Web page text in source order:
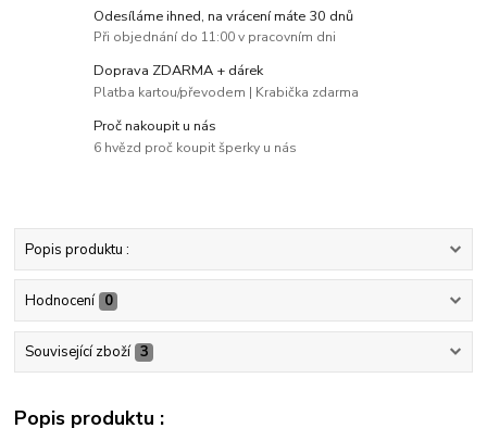
Odesíláme ihned, na vrácení máte 30 dnů
Při objednání do 11:00 v pracovním dni
Doprava ZDARMA + dárek
Platba kartou/převodem | Krabička zdarma
Proč nakoupit u nás
6 hvězd proč koupit šperky u nás
Popis produktu :
Hodnocení 0
Související zboží 3
Popis produktu :